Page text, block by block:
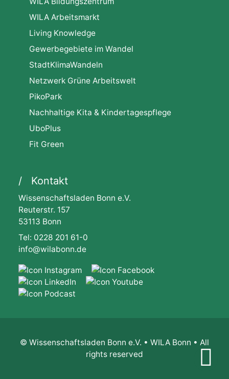
WILA Arbeitsmarkt
Living Knowledge
Gewerbegebiete im Wandel
StadtKlimaWandeln
Netzwerk Grüne Arbeitswelt
PikoPark
Nachhaltige Kita & Kindertagespflege
UboPlus
Fit Green
Kontakt
Wissenschaftsladen Bonn e.V.
Reuterstr. 157
53113 Bonn
Tel: 0228 201 61-0
info@wilabonn.de
© Wissenschaftsladen Bonn e.V. • WILA Bonn • All
rights reserved